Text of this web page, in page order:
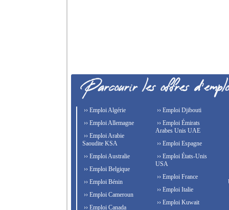
›› Emploi Algérie
›› Emploi Allemagne
›› Emploi Arabie
Saoudite KSA
›› Emploi Australie
›› Emploi Belgique
›› Emploi Bénin
›› Emploi Cameroun
›› Emploi Canada
›› Emploi Djibouti
›› Emploi Émirats
Arabes Unis UAE
›› Emploi Espagne
›› Emploi États-Unis
USA
›› Emploi France
›› Emploi Italie
›› Emploi Kuwait